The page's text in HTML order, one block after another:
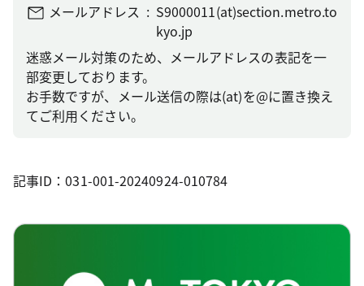
メールアドレス
S9000011(at)section.metro.to
kyo.jp
迷惑メール対策のため、メールアドレスの表記を一
部変更しております。
お手数ですが、メール送信の際は(at)を@に置き換え
てご利用ください。
記事ID：031-001-20240924-010784